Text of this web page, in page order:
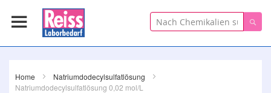
Suche
Home
Natriumdodecylsulfatlösung
Natriumdodecylsulfatlösung 0,02 mol/L